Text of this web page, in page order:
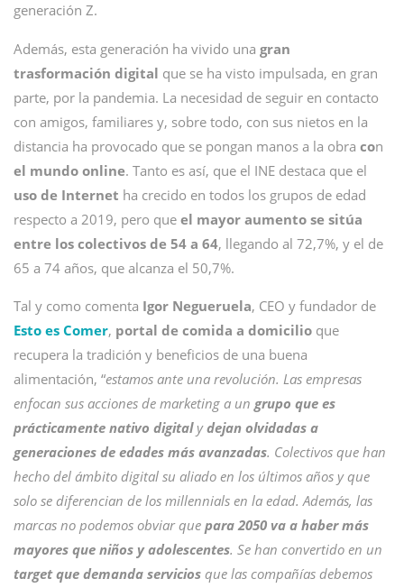
generación Z.
Además, esta generación ha vivido una gran
trasformación digital que se ha visto impulsada, en gran
parte, por la pandemia. La necesidad de seguir en contacto
con amigos, familiares y, sobre todo, con sus nietos en la
distancia ha provocado que se pongan manos a la obra con
el mundo online. Tanto es así, que el INE destaca que el
uso de Internet ha crecido en todos los grupos de edad
respecto a 2019, pero que el mayor aumento se sitúa
entre los colectivos de 54 a 64, llegando al 72,7%, y el de
65 a 74 años, que alcanza el 50,7%.
Tal y como comenta Igor Negueruela, CEO y fundador de
Esto es Comer, portal de comida a domicilio que
recupera la tradición y beneficios de una buena
alimentación, “estamos ante una revolución. Las empresas
enfocan sus acciones de marketing a un grupo que es
prácticamente nativo digitalydejan olvidadas a
generaciones de edades más avanzadas. Colectivos que han
hecho del ámbito digital su aliado en los últimos años y que
solo se diferencian de los millennials en la edad. Además, las
marcas no podemos obviar que para 2050 va a haber más
mayores que niños y adolescentes. Se han convertido en un
target que demanda servicios que las compañías debemos